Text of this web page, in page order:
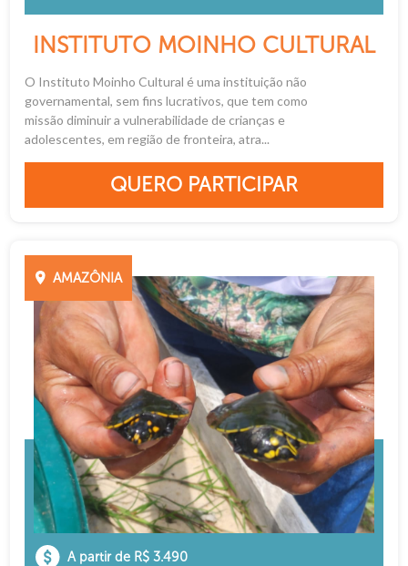
INSTITUTO MOINHO CULTURAL
O Instituto Moinho Cultural é uma instituição não
governamental, sem fins lucrativos, que tem como
missão diminuir a vulnerabilidade de crianças e
adolescentes, em região de fronteira, atra...
QUERO PARTICIPAR
AMAZÔNIA
A partir de R$ 3.490